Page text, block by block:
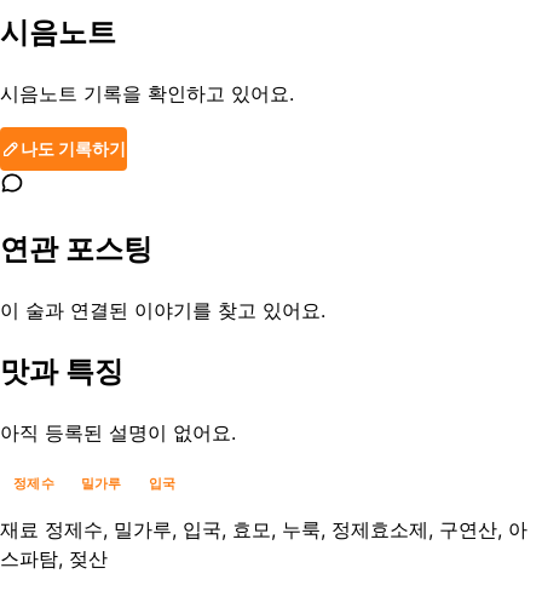
시음노트
시음노트 기록을 확인하고 있어요.
나도 기록하기
연관 포스팅
이 술과 연결된 이야기를 찾고 있어요.
맛과 특징
아직 등록된 설명이 없어요.
정제수 밀가루 입국
재료 정제수, 밀가루, 입국, 효모, 누룩, 정제효소제, 구연산, 아
스파탐, 젖산